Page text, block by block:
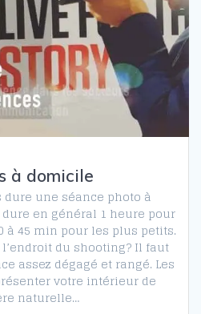
à domicile
une séance photo à
en général 1 heure pour
à 45 min pour les plus petits.
du shooting? Il faut
assez dégagé et rangé. Les
votre intérieur de
naturelle…